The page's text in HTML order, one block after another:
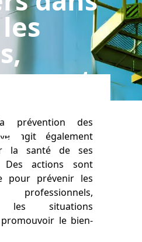
prévention des
agit également
la santé de ses
Des actions sont
pour prévenir les
les situations
le bien-